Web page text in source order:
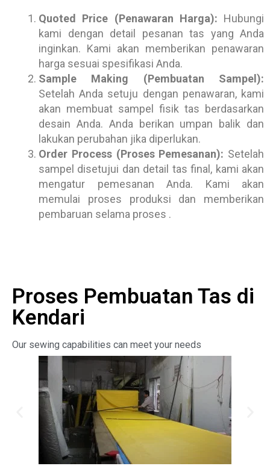
Quoted Price (Penawaran Harga): Hubungi
kami dengan detail pesanan tas yang Anda
inginkan. Kami akan memberikan penawaran
harga sesuai spesifikasi Anda.
Sample Making (Pembuatan Sampel):
Setelah Anda setuju dengan penawaran, kami
akan membuat sampel fisik tas berdasarkan
desain Anda. Anda berikan umpan balik dan
lakukan perubahan jika diperlukan.
Order Process (Proses Pemesanan): Setelah
sampel disetujui dan detail tas final, kami akan
mengatur pemesanan Anda. Kami akan
memulai proses produksi dan memberikan
pembaruan selama proses .
Proses Pembuatan Tas di
Kendari
Our sewing capabilities can meet your needs